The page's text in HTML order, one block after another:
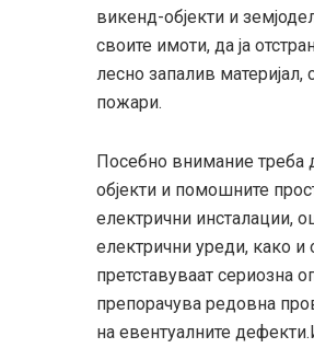
викенд-објекти и
своите имоти, да ја
лесно запалив
пожари.
Посебно внимание треба
објекти и помошните
електрични инсталации,
електрични уреди, како
претставуваат сериозна
препорачува редовна
на евентуалните